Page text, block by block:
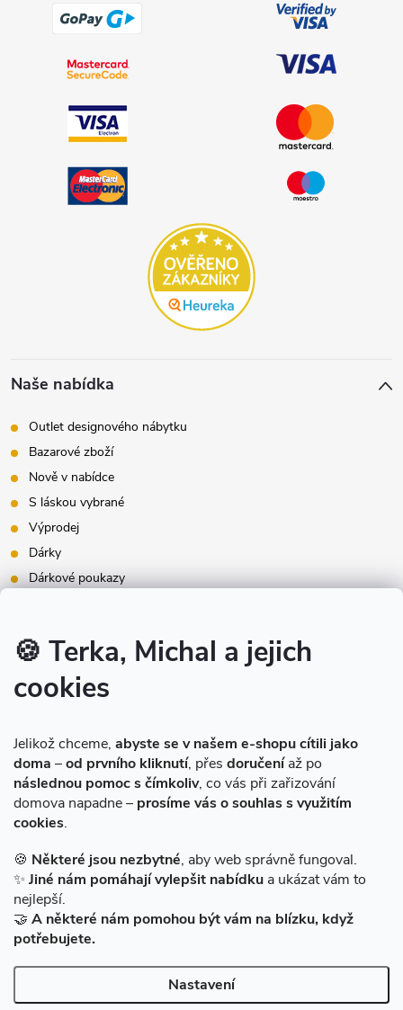
🍪 Terka, Michal a jejich
cookies
Jelikož chceme, abyste se v našem e-shopu cítili jako
doma –od prvního kliknutí, přes doručeníaž po
následnou pomoc s čímkoliv, co vás při zařizování
domova napadne – prosíme vás o souhlas s využitím
cookies.
🍪 Některé jsou nezbytné, aby web správně fungoval.
✨ Jiné nám pomáhají vylepšit nabídku a ukázat vám to
nejlepší.
🤝 A některé nám pomohou být vám na blízku, když
potřebujete.
Nastavení
Naše nabídka
Outlet designového nábytku
Bazarové zboží
Nově v nabídce
S láskou vybrané
Výprodej
Dárky
Dárkové poukazy
Instagram
Facebook
Copyright 2026BAZARMS-HK. Všechna práva vyhrazena.